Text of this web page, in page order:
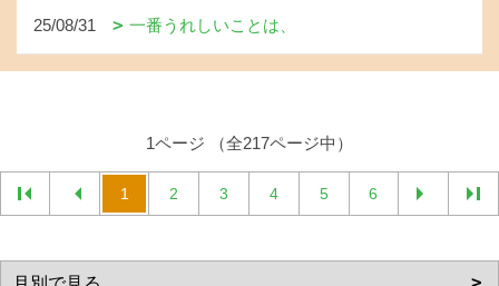
25/08/31 一番うれしいことは、
1ページ （全217ページ中）
1 2 3 4 5 6